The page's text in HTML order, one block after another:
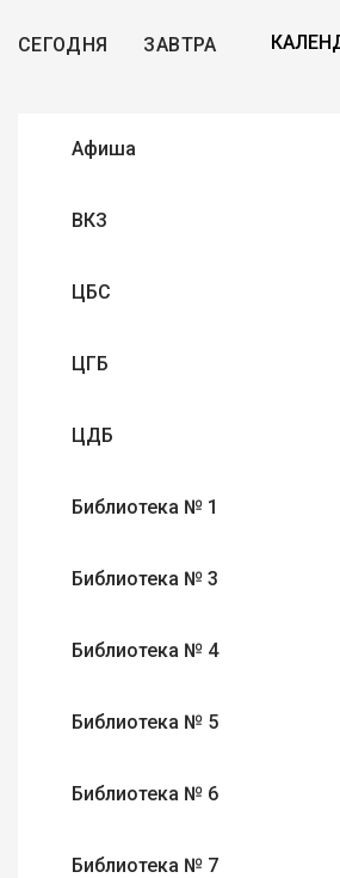
СЕГОДНЯ ЗАВТРА
Афиша
ВКЗ
ЦБС
ЦГБ
ЦДБ
Библиотека № 1
Библиотека № 3
Библиотека № 4
Библиотека № 5
Библиотека № 6
Библиотека № 7